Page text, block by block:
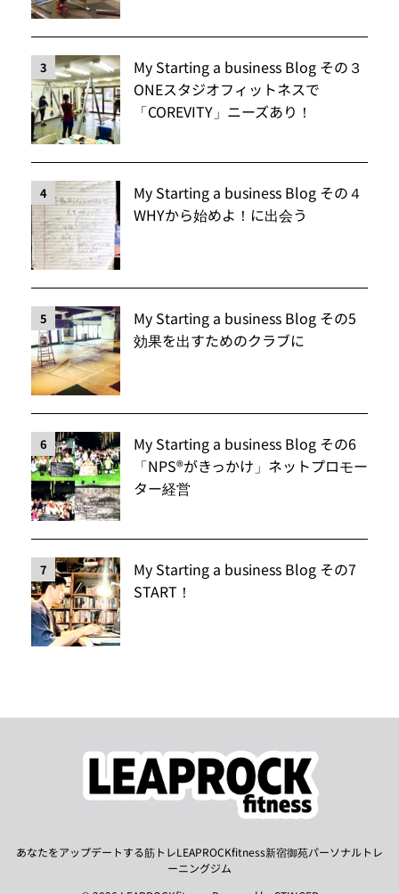
3
My Starting a business Blog その３
ONEスタジオフィットネスで
「COREVITY」ニーズあり！
4
My Starting a business Blog その４
WHYから始めよ！に出会う
5
My Starting a business Blog その5
効果を出すためのクラブに
6
My Starting a business Blog その6
「NPS®️がきっかけ」ネットプロモー
ター経営
7
My Starting a business Blog その7
START！
あなたをアップデートする筋トレLEAPROCKfitness新宿御苑パーソナルトレ
ーニングジム